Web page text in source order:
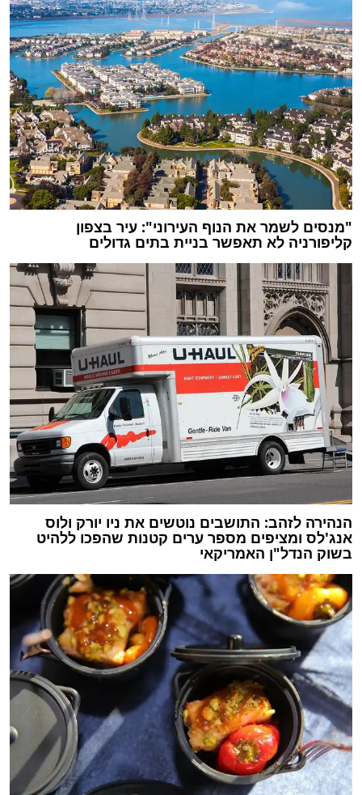
"מנסים לשמר את הנוף העירוני": עיר בצפון
קליפורניה לא תאפשר בניית בתים גדולים
הנהירה לזהב: התושבים נוטשים את ניו יורק ולוס
אנג'לס ומציפים מספר ערים קטנות שהפכו ללהיט
בשוק הנדל"ן האמריקאי